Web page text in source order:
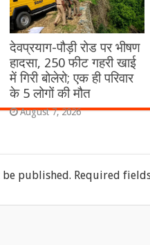
देवप्रयाग-पौड़ी रोड पर भीषण
हादसा, 250 फीट गहरी खाई
में गिरी बोलेरो; एक ही परिवार
के 5 लोगों की मौत
August 7, 2026
published. Required